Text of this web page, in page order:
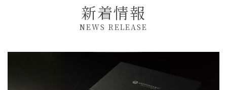
新着情報
NEWS RELEASE